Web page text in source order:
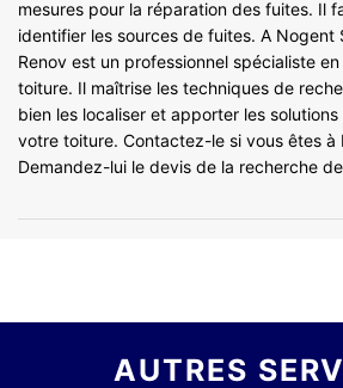
mesures pour la réparation des fuites. Il
identifier les sources de fuites. A Nogent
Renov est un professionnel spécialiste
toiture. Il maîtrise les techniques de
bien les localiser et apporter les solutions
votre toiture. Contactez-le si vous êtes à
Demandez-lui le devis de la recherche
AUTRES